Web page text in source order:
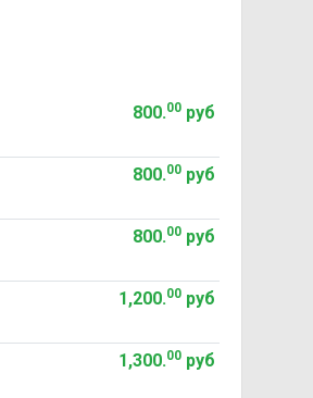
800.00руб
800.00руб
800.00руб
1,200.00руб
1,300.00руб